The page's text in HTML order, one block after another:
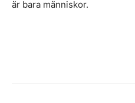
är bara människor.